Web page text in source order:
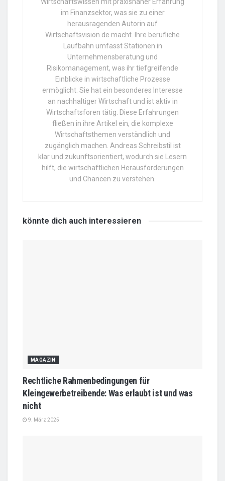
im Finanzsektor, was sie zu einer
herausragenden Autorin auf
Wirtschaftsvision.de macht. Ihre berufliche
Laufbahn umfasst Stationen in
Unternehmensberatung und
Risikomanagement, was ihr tiefgreifende
Einblicke in wirtschaftliche Prozesse
ermöglicht. Sie hat ein besonderes Interesse
an nachhaltiger Wirtschaft und ist aktiv in
Wirtschaftsforen tätig. Diese Erfahrungen
fließen in ihre Artikel ein, die komplexe
Wirtschaftsthemen verständlich und
zugänglich machen. Andreas Schreibstil ist
klar und zukunftsorientiert, wodurch sie Lesern
hilft, die wirtschaftlichen Herausforderungen
und Chancen zu verstehen.
könnte dich auch interessieren
MAGAZIN
Rechtliche Rahmenbedingungen für
Kleingewerbetreibende: Was erlaubt ist und was
nicht
9. März 2025